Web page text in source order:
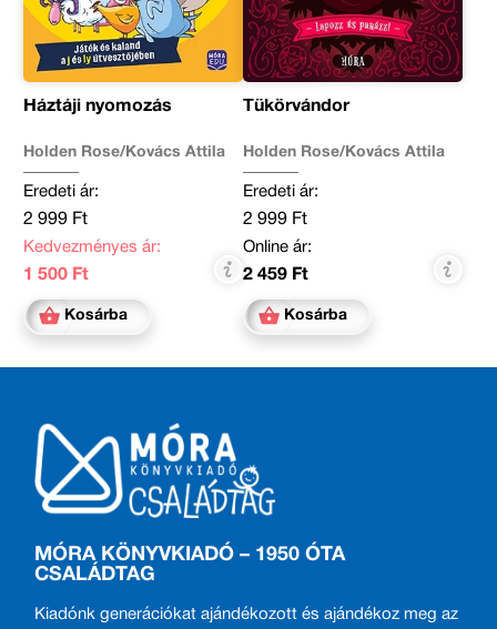
Háztáji nyomozás
Holden Rose/Kovács Attila
Eredeti ár:
2 999 Ft
Kedvezményes ár:
1 500 Ft
Kosárba
Tükörvándor
Holden Rose/Kovács Attila
Eredeti ár:
2 999 Ft
Online ár:
2 459 Ft
Kosárba
MÓRA KÖNYVKIADÓ – 1950 ÓTA
CSALÁDTAG
Kiadónk generációkat ajándékozott és ajándékoz meg az